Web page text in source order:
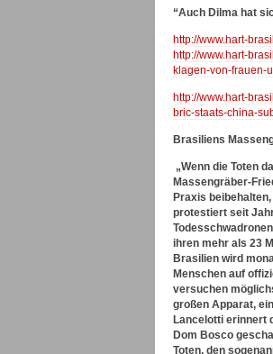
“Auch Dilma hat
http://www.hart-
http://www.hart-
klagen-von-frauen-
http://www.hart-
bric-staats-china-
Brasiliens
„Wenn die Toten
Massengräber-
Praxis
protestiert seit
ihren mehr als 23
Brasilien wird
Menschen auf
versuchen
großen Apparat,
Lancelotti erinnert
Dom Bosco
Toten, den